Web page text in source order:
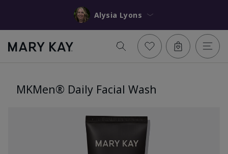
Alysia Lyons
MKMen® Daily Facial Wash